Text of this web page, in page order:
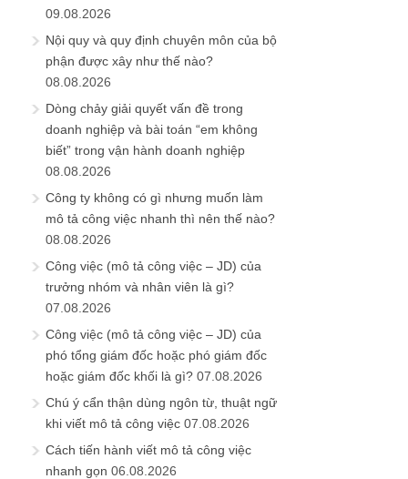
09.08.2026
Nội quy và quy định chuyên môn của bộ
phận được xây như thế nào?
08.08.2026
Dòng chảy giải quyết vấn đề trong
doanh nghiệp và bài toán “em không
biết” trong vận hành doanh nghiệp
08.08.2026
Công ty không có gì nhưng muốn làm
mô tả công việc nhanh thì nên thế nào?
08.08.2026
Công việc (mô tả công việc – JD) của
trưởng nhóm và nhân viên là gì?
07.08.2026
Công việc (mô tả công việc – JD) của
phó tổng giám đốc hoặc phó giám đốc
hoặc giám đốc khối là gì? 07.08.2026
Chú ý cẩn thận dùng ngôn từ, thuật ngữ
khi viết mô tả công việc 07.08.2026
Cách tiến hành viết mô tả công việc
nhanh gọn 06.08.2026